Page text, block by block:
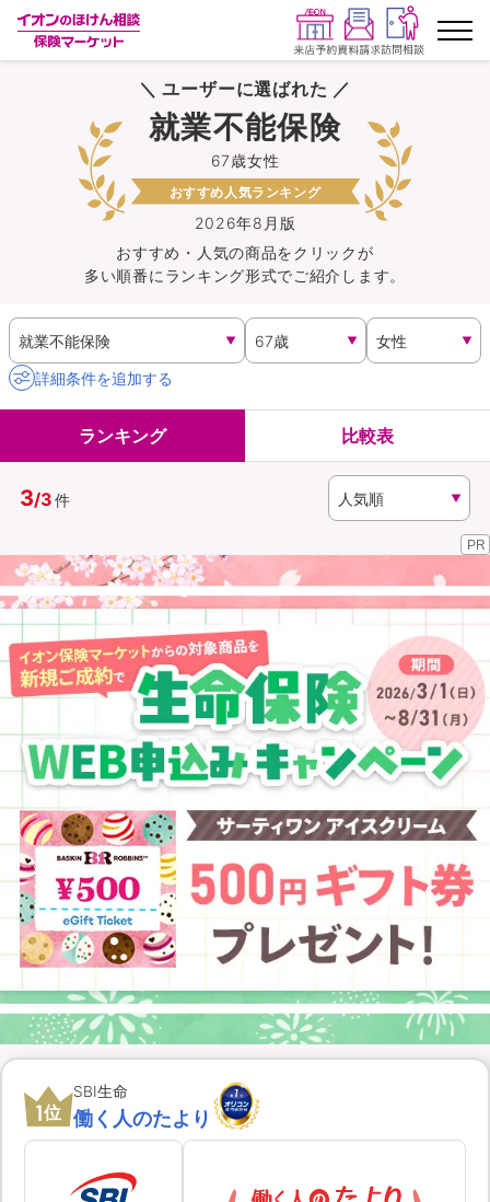
ランキングから探す
保険を比較する
保険会社から探す
イオンカード会員さま専用保険
キャンペーン一覧
イオングループ従業員さま向け
資料請求
（無料）
訪問相談
イオンカード会員さま専用保険
＼ ユーザーに選ばれた ／
2026年8月版
67歳女性
就業不能保険
おすすめ人気ランキング
おすすめ・人気の商品をクリックが
多い順番にランキング形式でご紹介します。
詳細条件を追加する
ランキング 比較表
3/3件
PR
1位
SBI生命
働く人のたより